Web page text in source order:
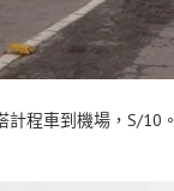
計程車到機場，S/10。